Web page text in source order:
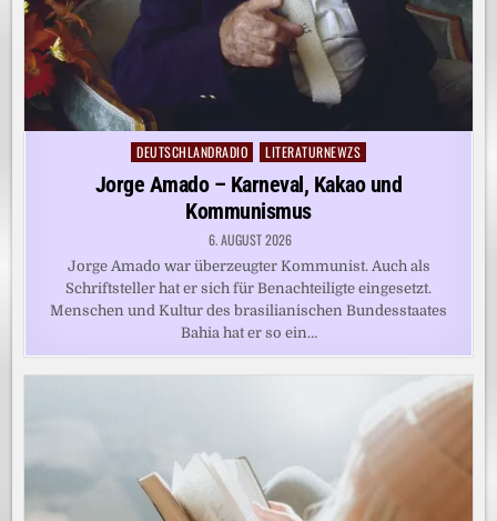
Posted
DEUTSCHLANDRADIO LITERATURNEWZS
Jorge Amado – Karneval, Kakao und
Kommunismus
6. AUGUST 2026
Jorge Amado war überzeugter Kommunist. Auch als
Schriftsteller hat er sich für Benachteiligte eingesetzt.
Menschen und Kultur des brasilianischen Bundesstaates
Bahia hat er so ein…